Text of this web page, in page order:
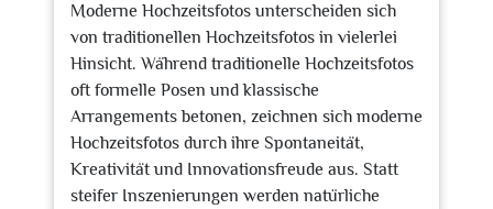
Moderne Hochzeitsfotos unterscheiden sich
von traditionellen Hochzeitsfotos in vielerlei
Hinsicht. Während traditionelle Hochzeitsfotos
oft formelle Posen und klassische
Arrangements betonen, zeichnen sich moderne
Hochzeitsfotos durch ihre Spontaneität,
Kreativität und Innovationsfreude aus. Statt
steifer Inszenierungen werden natürliche